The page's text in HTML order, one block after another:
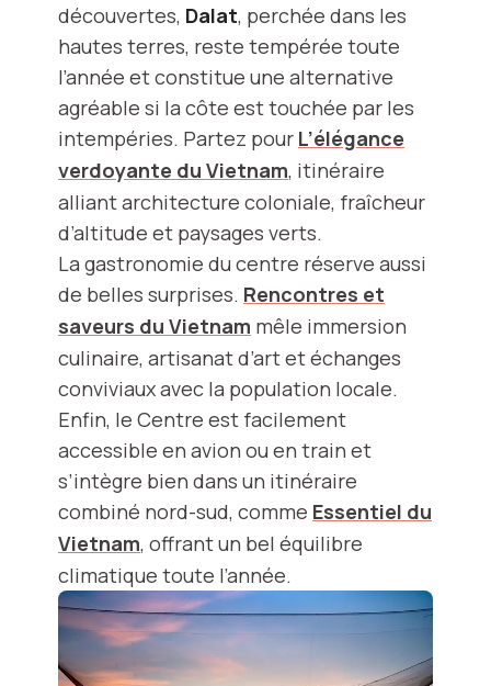
découvertes, Dalat, perchée dans les
hautes terres, reste tempérée toute
l’année et constitue une alternative
agréable si la côte est touchée par les
intempéries. Partez pour L’élégance
verdoyante du Vietnam, itinéraire
alliant architecture coloniale, fraîcheur
d’altitude et paysages verts.
La gastronomie du centre réserve aussi
de belles surprises. Rencontres et
saveurs du Vietnam mêle immersion
culinaire, artisanat d’art et échanges
conviviaux avec la population locale.
Enfin, le Centre est facilement
accessible en avion ou en train et
s’intègre bien dans un itinéraire
combiné nord-sud, comme Essentiel du
Vietnam, offrant un bel équilibre
climatique toute l’année.